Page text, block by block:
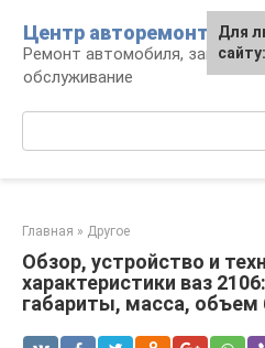
контенту
Центр авторемонта
Ремонт автомобиля, запчасти
обслуживание
Главная » Другое
Обзор, устройство и
характеристики ваз
габариты, масса, объем
Для